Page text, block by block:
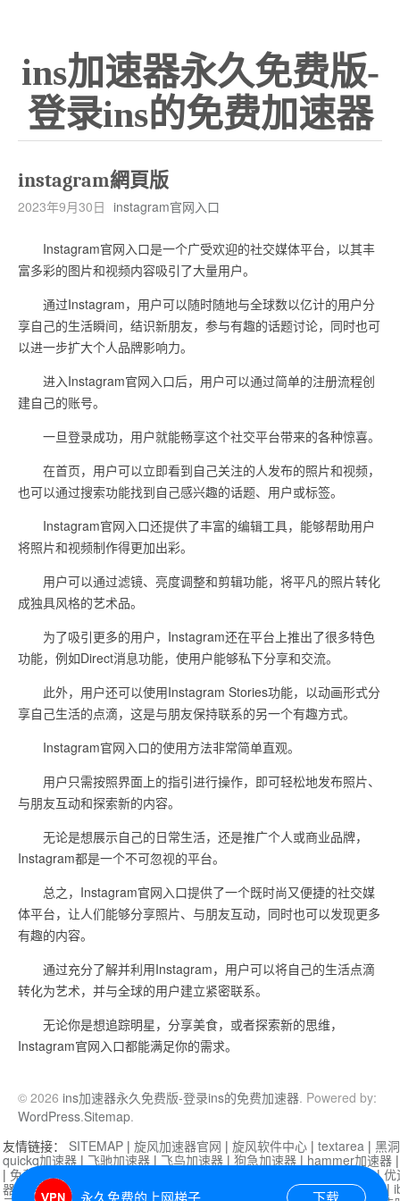
ins加速器永久免费版-
登录ins的免费加速器
instagram網頁版
2023年9月30日 instagram官网入口
Instagram官网入口是一个广受欢迎的社交媒体平台，以其丰
富多彩的图片和视频内容吸引了大量用户。
通过Instagram，用户可以随时随地与全球数以亿计的用户分
享自己的生活瞬间，结识新朋友，参与有趣的话题讨论，同时也可
以进一步扩大个人品牌影响力。
进入Instagram官网入口后，用户可以通过简单的注册流程创
建自己的账号。
一旦登录成功，用户就能畅享这个社交平台带来的各种惊喜。
在首页，用户可以立即看到自己关注的人发布的照片和视频，
也可以通过搜索功能找到自己感兴趣的话题、用户或标签。
Instagram官网入口还提供了丰富的编辑工具，能够帮助用户
将照片和视频制作得更加出彩。
用户可以通过滤镜、亮度调整和剪辑功能，将平凡的照片转化
成独具风格的艺术品。
为了吸引更多的用户，Instagram还在平台上推出了很多特色
功能，例如Direct消息功能，使用户能够私下分享和交流。
此外，用户还可以使用Instagram Stories功能，以动画形式分
享自己生活的点滴，这是与朋友保持联系的另一个有趣方式。
Instagram官网入口的使用方法非常简单直观。
用户只需按照界面上的指引进行操作，即可轻松地发布照片、
与朋友互动和探索新的内容。
无论是想展示自己的日常生活，还是推广个人或商业品牌，
Instagram都是一个不可忽视的平台。
总之，Instagram官网入口提供了一个既时尚又便捷的社交媒
体平台，让人们能够分享照片、与朋友互动，同时也可以发现更多
有趣的内容。
通过充分了解并利用Instagram，用户可以将自己的生活点滴
转化为艺术，并与全球的用户建立紧密联系。
无论你是想追踪明星，分享美食，或者探索新的思维，
Instagram官网入口都能满足你的需求。
© 2026 ins加速器永久免费版-登录ins的免费加速器. Powered by:
WordPress.Sitemap.
永久免费的上网梯子 下载
友情链接： SITEMAP | 旋风加速器官网 | 旋风软件中心 | textarea | 黑
quickq加速器 | 飞驰加速器 | 飞鸟加速器 | 狗急加速器 | hammer加速器
| 免费vqn加速外网 迷雾通|优
器| 快柠檬加速器|黑洞加速 |falemon 快橙加速器|anycast加速器 |